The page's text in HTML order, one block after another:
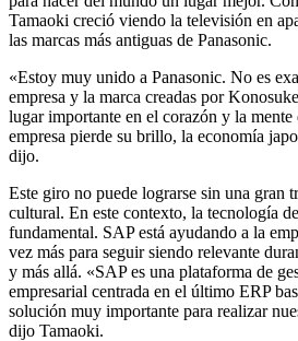
Tamaoki creció viendo la televisión en
las marcas más antiguas de Panasonic.
«Estoy muy unido a Panasonic. No es
empresa y la marca creadas por
lugar importante en el corazón y la mente
empresa pierde su brillo, la economía
dijo.
Este giro no puede lograrse sin una gran
cultural. En este contexto, la tecnología
fundamental. SAP está ayudando a la
vez más para seguir siendo relevante
y más allá. «SAP es una plataforma de
empresarial centrada en el último ERP
solución muy importante para realizar
dijo Tamaoki.